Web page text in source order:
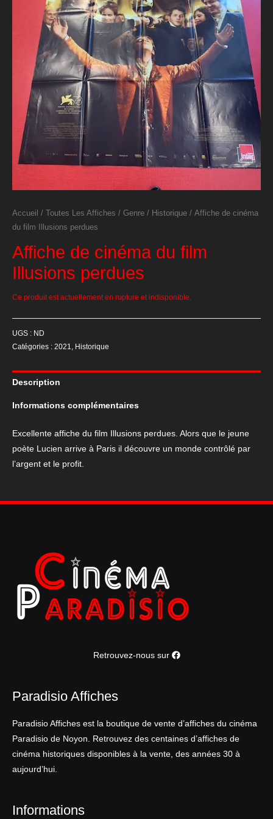
Accueil / Toutes Les Affiches / Genre / Historique / Affiche de cinéma
du film Illusions perdues
Affiche de cinéma du film
Illusions perdues
Ce produit est actuellement en rupture et indisponible.
UGS : ND
Catégories : 2021 Historique
Description
Informations complémentaires
Excellente affiche du film Illusions perdues. Alors que le jeune
poète Lucien arrive à Paris il découvre un monde contrôlé par
l’argent et le profit.
Retrouvez-nous sur
Paradisio Affiches
Paradisio Affiches est la boutique de vente d’affiches du cinéma
Paradisio de Noyon. Retrouvez des centaines d’affiches de
cinéma historiques disponibles à la vente, des années 30 à
aujourd’hui.
Informations